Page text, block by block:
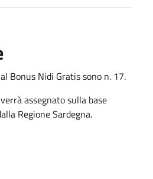
Bonus Nidi Gratis sono n. 17.
assegnato sulla base
Regione Sardegna.